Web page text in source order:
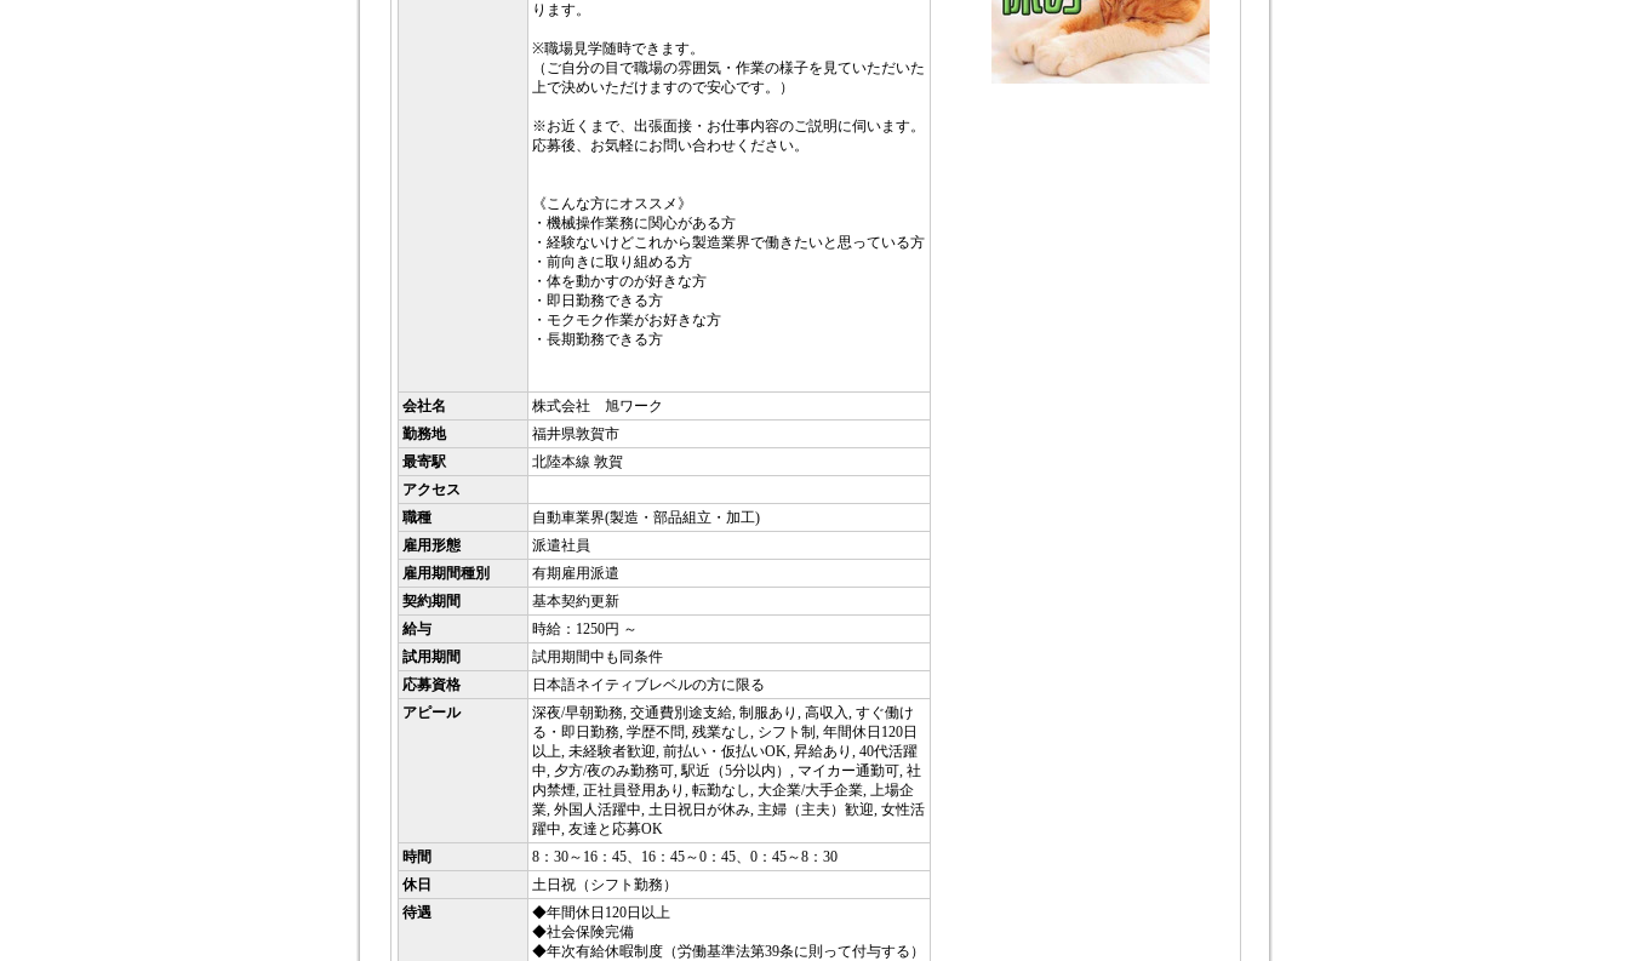
ります。
※職場見学随時できます。
（ご自分の目で職場の雰囲気・作業の様子を見ていただいた
上で決めいただけますので安心です。）
※お近くまで、出張面接・お仕事内容のご説明に伺います。
応募後、お気軽にお問い合わせください。
《こんな方にオススメ》
・機械操作業務に関心がある方
・経験ないけどこれから製造業界で働きたいと思っている方
・前向きに取り組める方
・体を動かすのが好きな方
・即日勤務できる方
・モクモク作業がお好きな方
・長期勤務できる方
会社名
株式会社 旭ワーク
勤務地
福井県敦賀市
最寄駅
北陸本線 敦賀
アクセス
職種
自動車業界(製造・部品組立・加工)
雇用形態
派遣社員
雇用期間種別
有期雇用派遣
契約期間
基本契約更新
給与
時給：1250円 ～
試用期間
試用期間中も同条件
応募資格
日本語ネイティブレベルの方に限る
アピール
深夜/早朝勤務, 交通費別途支給, 制服あり, 高収入, すぐ働け
る・即日勤務, 学歴不問, 残業なし, シフト制, 年間休日120日
以上, 未経験者歓迎, 前払い・仮払いOK, 昇給あり, 40代活躍
中, 夕方/夜のみ勤務可, 駅近（5分以内）, マイカー通勤可, 社
内禁煙, 正社員登用あり, 転勤なし, 大企業/大手企業, 上場企
業, 外国人活躍中, 土日祝日が休み, 主婦（主夫）歓迎, 女性活
躍中, 友達と応募OK
時間
8：30～16：45、16：45～0：45、0：45～8：30
休日
土日祝（シフト勤務）
待遇
◆年間休日120日以上
◆社会保険完備
◆年次有給休暇制度（労働基準法第39条に則って付与する）